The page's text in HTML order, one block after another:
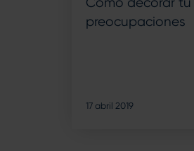
preocupaciones
17 abril 2019